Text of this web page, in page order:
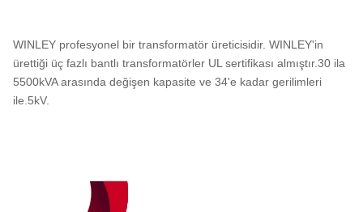
WINLEY profesyonel bir transformatör üreticisidir. WINLEY'in
ürettiği üç fazlı bantlı transformatörler UL sertifikası almıştır.30 ila
5500kVA arasında değişen kapasite ve 34'e kadar gerilimleri
ile.5kV.